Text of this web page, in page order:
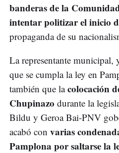
banderas de la
intentar politizar el inicio
propaganda de su
La representante municipal,
que se cumpla la ley en
también que lacolocación
Chupinazo durante la
Bildu y Geroa Bai-PNV
acabó con varias
Pamplona por saltarse la